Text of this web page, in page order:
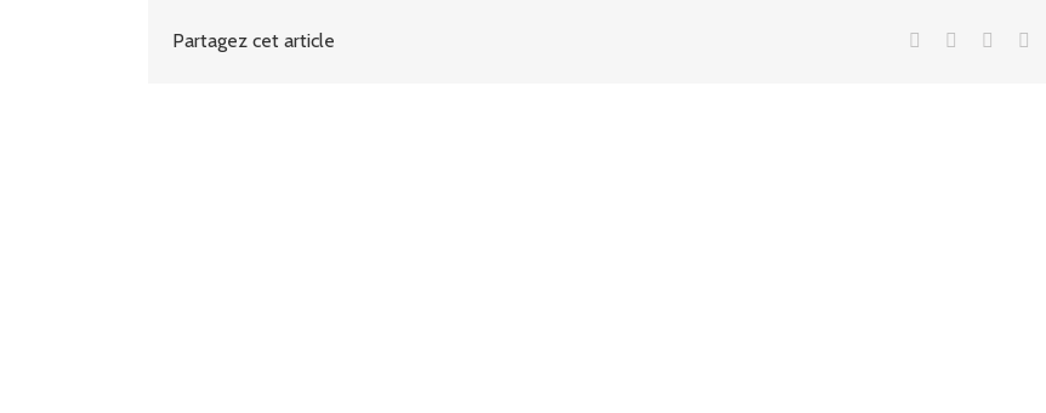
Partagez cet article